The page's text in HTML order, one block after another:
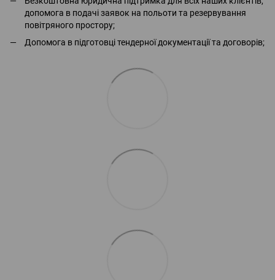
допомога в подачі заявок на польоти та резервування
повітряного простору;
Допомога в підготовці тендерної документації та договорів;